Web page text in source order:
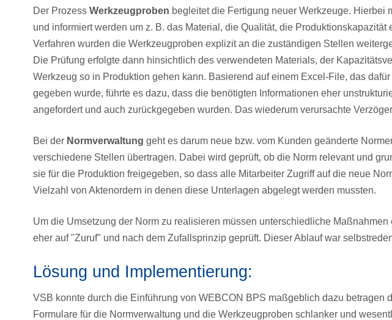
Der Prozess Werkzeugproben begleitet die Fertigung neuer Werkzeuge. Hierbei
und informiert werden um z. B. das Material, die Qualität, die Produktionskapazität
Verfahren wurden die Werkzeugproben explizit an die zuständigen Stellen
Die Prüfung erfolgte dann hinsichtlich des verwendeten Materials, der
Werkzeug so in Produktion gehen kann. Basierend auf einem Excel-File, das
gegeben wurde, führte es dazu, dass die benötigten Informationen eher
angefordert und auch zurückgegeben wurden. Das wiederum verursachte
Bei der Normverwaltung geht es darum neue bzw. vom Kunden geänderte
verschiedene Stellen übertragen. Dabei wird geprüft, ob die Norm relevant und
sie für die Produktion freigegeben, so dass alle Mitarbeiter Zugriff auf die neue
Vielzahl von Aktenordern in denen diese Unterlagen abgelegt werden mussten.
Um die Umsetzung der Norm zu realisieren müssen unterschiedliche
eher auf "Zuruf" und nach dem Zufallsprinzip geprüft. Dieser Ablauf war
Lösung und Implementierung:
VSB konnte durch die Einführung von WEBCON BPS maßgeblich dazu betragen
Formulare für die Normverwaltung und die Werkzeugproben schlanker und